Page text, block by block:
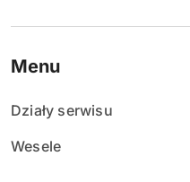
Menu
Działy serwisu
Wesele